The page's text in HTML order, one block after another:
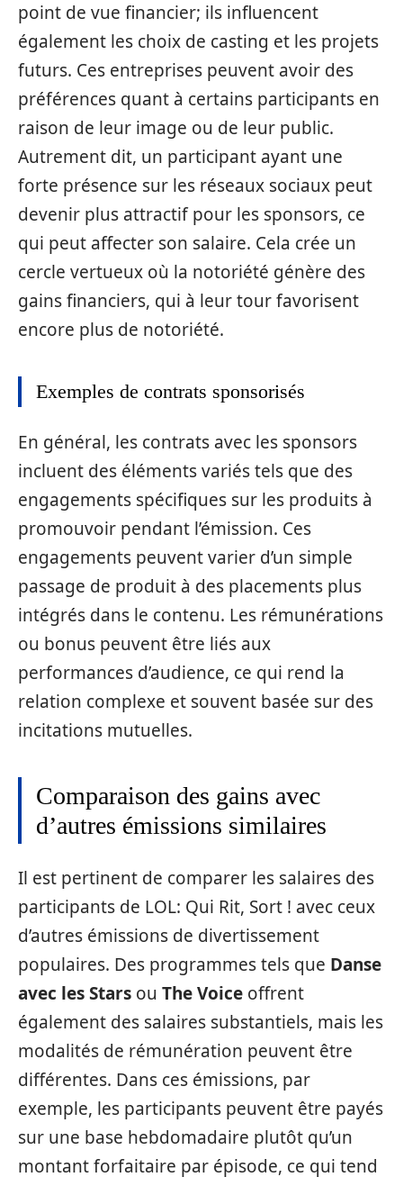
point de vue financier; ils influencent
également les choix de casting et les projets
futurs. Ces entreprises peuvent avoir des
préférences quant à certains participants en
raison de leur image ou de leur public.
Autrement dit, un participant ayant une
forte présence sur les réseaux sociaux peut
devenir plus attractif pour les sponsors, ce
qui peut affecter son salaire. Cela crée un
cercle vertueux où la notoriété génère des
gains financiers, qui à leur tour favorisent
encore plus de notoriété.
Exemples de contrats sponsorisés
En général, les contrats avec les sponsors
incluent des éléments variés tels que des
engagements spécifiques sur les produits à
promouvoir pendant l’émission. Ces
engagements peuvent varier d’un simple
passage de produit à des placements plus
intégrés dans le contenu. Les rémunérations
ou bonus peuvent être liés aux
performances d’audience, ce qui rend la
relation complexe et souvent basée sur des
incitations mutuelles.
Comparaison des gains avec
d’autres émissions similaires
Il est pertinent de comparer les salaires des
participants de LOL: Qui Rit, Sort ! avec ceux
d’autres émissions de divertissement
populaires. Des programmes tels que Danse
avec les Stars ou The Voice offrent
également des salaires substantiels, mais les
modalités de rémunération peuvent être
différentes. Dans ces émissions, par
exemple, les participants peuvent être payés
sur une base hebdomadaire plutôt qu’un
montant forfaitaire par épisode, ce qui tend